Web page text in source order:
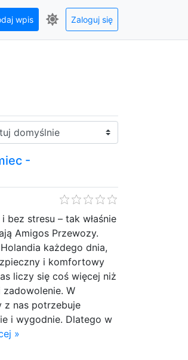
wpis Zaloguj się
-
bez stresu – tak właśnie
Amigos Przewozy.
każdego dnia,
i komfortowy
liczy się coś więcej niż
W
z nas potrzebuje
i wygodnie. Dlatego w
»